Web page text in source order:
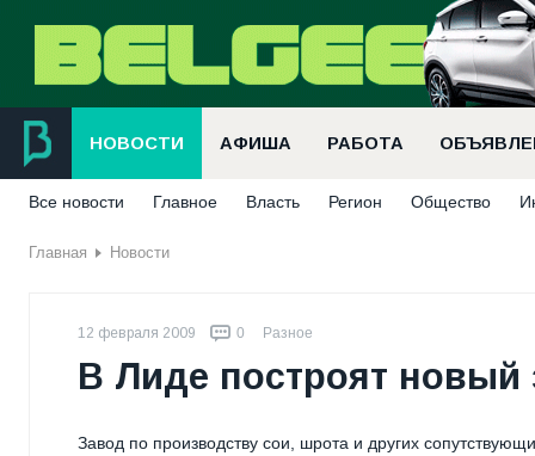
НОВОСТИ АФИША РАБОТА
Все новости Главное Власть Регион Общество
Главная Новости
12 февраля 2009 0 Разное
В Лиде построят новый
Завод по производству сои, шрота и других